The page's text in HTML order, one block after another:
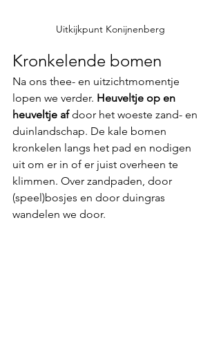
Uitkijkpunt Konijnenberg
Kronkelende bomen
Na ons thee- en uitzichtmomentje
lopen we verder. Heuveltje op en
heuveltje af door het woeste zand- en
duinlandschap. De kale bomen
kronkelen langs het pad en nodigen
uit om er in of er juist overheen te
klimmen. Over zandpaden, door
(speel)bosjes en door duingras
wandelen we door.